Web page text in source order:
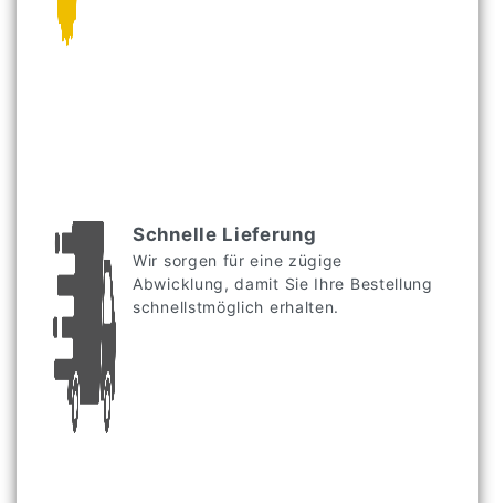
Schnelle Lieferung
Wir sorgen für eine zügige
Abwicklung, damit Sie Ihre Bestellung
schnellstmöglich erhalten.